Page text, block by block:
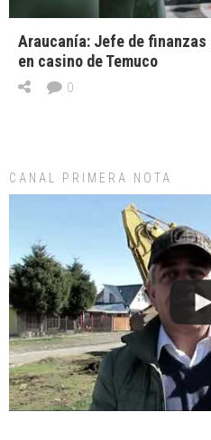
Araucanía: Jefe de finanzas
en casino de Temuco
0
CANAL PRIMERA NOTA